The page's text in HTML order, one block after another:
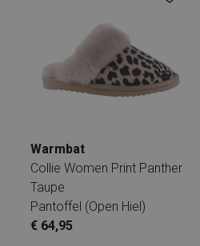
Warmbat
Collie Women Print Panther
Taupe
Pantoffel (open Hiel)
€ 64,95